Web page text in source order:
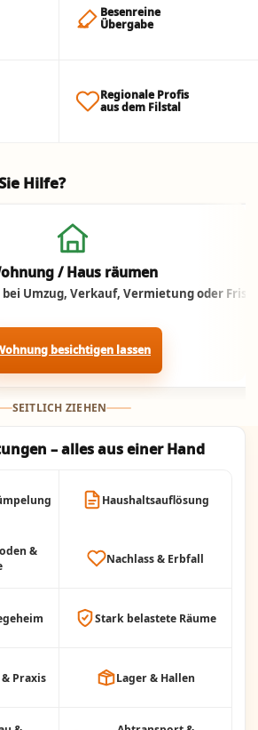
Jetzt anrufen
Besenreine
Übergabe
Regionale Profis
aus dem Filstal
Hilfe?
/ Haus räumen
Umzug, Verkauf, Vermietung oder Frist.
besichtigen lassen
SEITLICH ZIEHEN
– alles aus einer Hand
Haushaltsauflösung
&
Nachlass & Erbfall
Stark belastete Räume
Praxis Lager & Hallen